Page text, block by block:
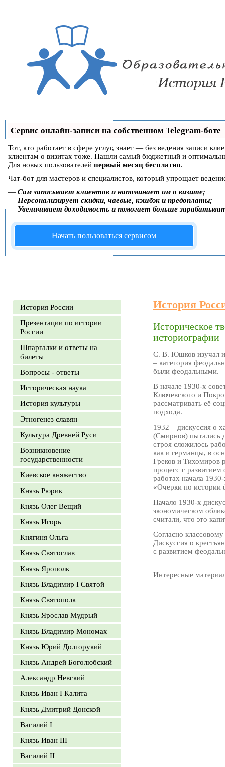
Сервис онлайн-записи на собственном Telegram-боте
Тот, кто работает в сфере услуг, знает — без ведения записи
клиентам о визитах тоже. Нашли самый бюджетный и
Для новых пользователей первый месяц бесплатно.
Чат-бот для мастеров и специалистов, который упрощает
— Сам записывает клиентов и напоминает им о визите;
— Персонализирует скидки, чаевые, кэшбэк и предоплаты;
— Увеличивает доходимость и помогает больше
Начать пользоваться сервисом
История России
Презентации по истории
России
Шпаргалки и ответы на
билеты
Вопросы - ответы
Историческая наука
История культуры
Этногенез славян
Культура Древней Руси
Возникновение
государственности
Киевское княжество
Князь Рюрик
Князь Олег Вещий
Князь Игорь
Княгиня Ольга
Князь Святослав
Князь Ярополк
Князь Владимир I Святой
Князь Святополк
Князь Ярослав Мудрый
Князь Владимир Мономах
Князь Юрий Долгорукий
Князь Андрей Боголюбский
Александр Невский
Князь Иван I Калита
Князь Дмитрий Донской
Василий I
Князь Иван III
Василий II
История
Историческое
историографии
С. В. Юшков изучал
– категория
были феодальными.
В начале 1930-х
Ключевского и
рассматривать её
подхода.
1932 – дискуссия о
(Смирнов) пытались
строя сложилось
как и германцы, в
Греков и Тихомиров
процесс с
работах начала
«Очерки по истории
Начало 1930-х
экономическом
считали, что это
Согласно
Дискуссия о
с развитием
Интересные